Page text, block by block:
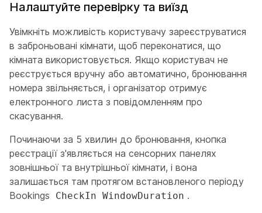
Налаштуйте перевірку та виїзд
Увімкніть можливість користувачу зареєструватися
в заброньовані кімнати, щоб переконатися, що
кімната використовується. Якщо користувач не
реєструється вручну або автоматично, бронювання
номера звільняється, і організатор отримує
електронного листа з повідомленням про
скасування.
Починаючи за 5 хвилин до бронювання, кнопка
реєстрації з'являється на сенсорних панелях
зовнішньої та внутрішньої кімнати, і вона
залишається там протягом встановленого періоду
Bookings
CheckIn WindowDuration .